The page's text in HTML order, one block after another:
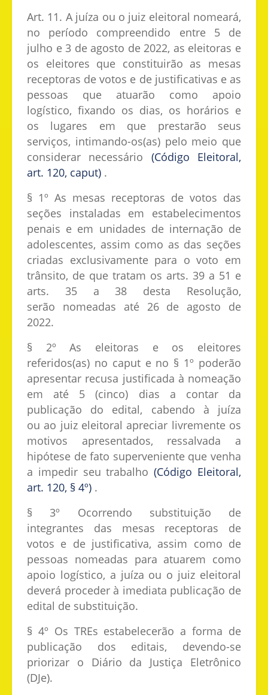
Art. 11. A juíza ou o juiz eleitoral nomeará,
no período compreendido entre 5 de
julho e 3 de agosto de 2022, as eleitoras e
os eleitores que constituirão as mesas
receptoras de votos e de justificativas e as
pessoas que atuarão como apoio
logístico, fixando os dias, os horários e
os lugares em que prestarão seus
serviços, intimando-os(as) pelo meio que
considerar necessário (Código Eleitoral,
art. 120, caput) .
§ 1º As mesas receptoras de votos das
seções instaladas em estabelecimentos
penais e em unidades de internação de
adolescentes, assim como as das seções
criadas exclusivamente para o voto em
trânsito, de que tratam os arts. 39 a 51 e
arts. 35 a 38 desta Resolução,
serão nomeadas até 26 de agosto de
2022.
§ 2º As eleitoras e os eleitores
referidos(as) no caput e no § 1º poderão
apresentar recusa justificada à nomeação
em até 5 (cinco) dias a contar da
publicação do edital, cabendo à juíza
ou ao juiz eleitoral apreciar livremente os
motivos apresentados, ressalvada a
hipótese de fato superveniente que venha
a impedir seu trabalho(Código Eleitoral,
art. 120, § 4º) .
§ 3º Ocorrendo substituição de
integrantes das mesas receptoras de
votos e de justificativa, assim como de
pessoas nomeadas para atuarem como
apoio logístico, a juíza ou o juiz eleitoral
deverá proceder à imediata publicação de
edital de substituição.
§ 4º Os TREs estabelecerão a forma de
publicação dos editais, devendo-se
priorizar o Diário da Justiça Eletrônico
(DJe).